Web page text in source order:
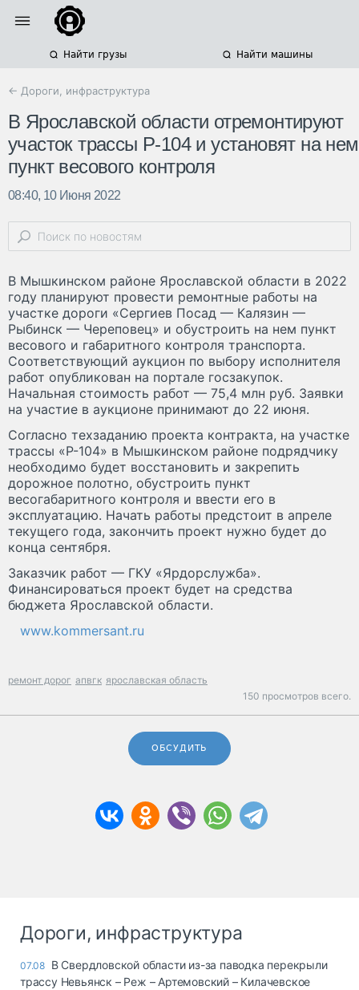
Найти грузы Найти машины
← Дороги, инфраструктура
В Ярославской области отремонтируют
участок трассы Р-104 и установят на нем
пункт весового контроля
08:40, 10 Июня 2022
В Мышкинском районе Ярославской области в 2022
году планируют провести ремонтные работы на
участке дороги «Сергиев Посад — Калязин —
Рыбинск — Череповец» и обустроить на нем пункт
весового и габаритного контроля транспорта.
Соответствующий аукцион по выбору исполнителя
работ опубликован на портале госзакупок.
Начальная стоимость работ — 75,4 млн руб. Заявки
на участие в аукционе принимают до 22 июня.
Согласно техзаданию проекта контракта, на участке
трассы «Р-104» в Мышкинском районе подрядчику
необходимо будет восстановить и закрепить
дорожное полотно, обустроить пункт
весогабаритного контроля и ввести его в
эксплуатацию. Начать работы предстоит в апреле
текущего года, закончить проект нужно будет до
конца сентября.
Заказчик работ — ГКУ «Ярдорслужба».
Финансироваться проект будет на средства
бюджета Ярославской области.
www.kommersant.ru
ремонт дорог апвгк ярославская область
150 просмотров всего.
ОБСУДИТЬ
Дороги, инфраструктура
07.08 В Свердловской области из-за паводка перекрыли
трассу Невьянск – Реж – Артемовский – Килачевское